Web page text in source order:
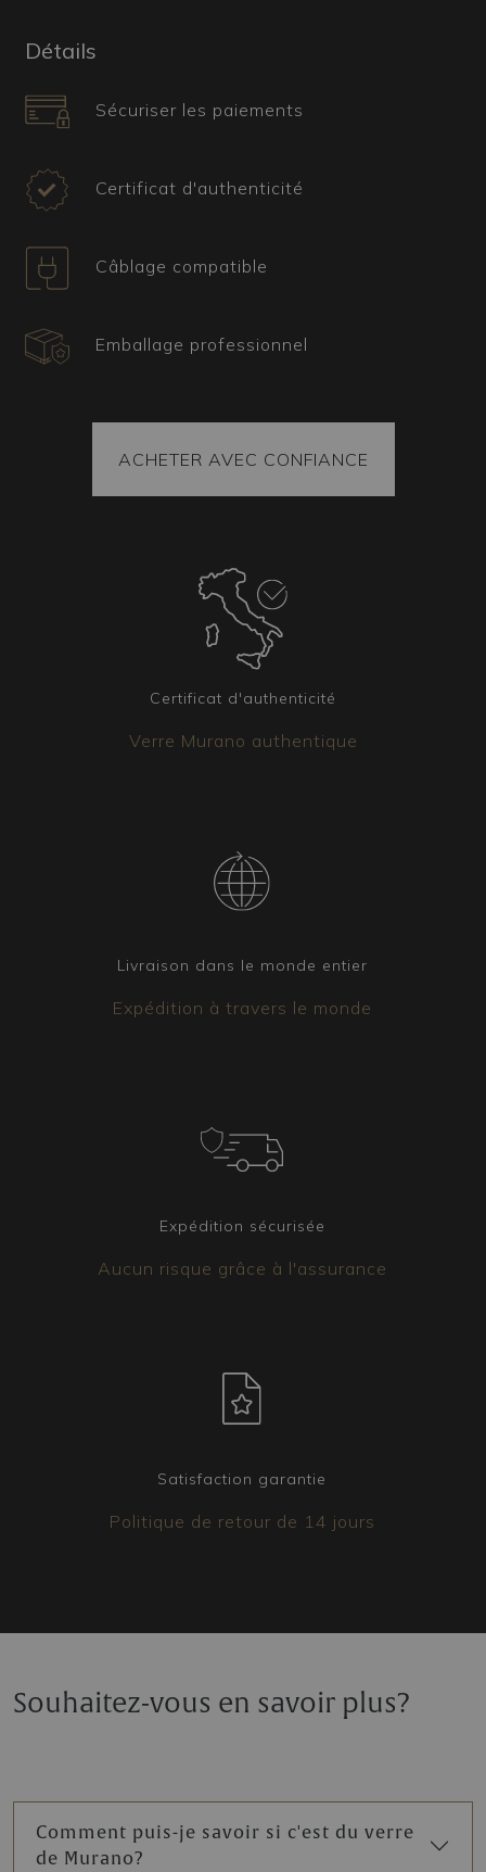
lustre muranais ?
contemporains, mais aussi pour les
environnements plus classiques et élégants, Iris
vivacité aux salons, salles à manger et bureaux.
Sa présence vive et artistique rend l’atmosphère
Certificat, expédition et pièces de rechange
certificat attestant leur origine et provenance.
Chaque colis contient également des pièces de
son arrivée intacte à destination. De plus, le colis
Il est possible d’obtenir d’autres luminaires
assortis au lustre choisi. Qu’il s’agisse
d’appliques, de lampes de table ou de
lampadaires, notre équipe est disponible pour
créer la version qui répondra parfaitement à vos
Détails
Sécuriser les paiements
Certificat d'authenticité
Câblage compatible
Emballage professionnel
ACHETER AVEC CONFIANCE
Certificat d'authenticité
Verre Murano authentique
Livraison dans le monde entier
Expédition à travers le monde
Expédition sécurisée
Aucun risque grâce à l'assurance
Satisfaction garantie
Politique de retour de 14 jours
Souhaitez-vous en savoir plus?
Comment puis-je savoir si c'est du verre
de Murano?